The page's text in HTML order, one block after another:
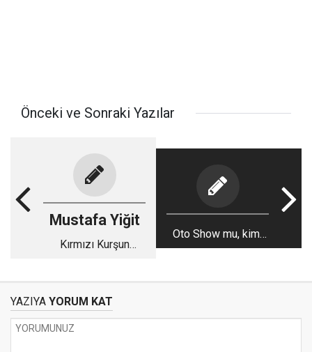
Önceki ve Sonraki Yazılar
Mustafa Yiğit
Kırmızı Kurşun
Oto Show mu, kimi
kandırıyorsunuz?
YAZIYA YORUM KAT